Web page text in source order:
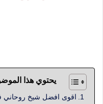
يحتوي هذا
اقوى افضل شيخ روحاني